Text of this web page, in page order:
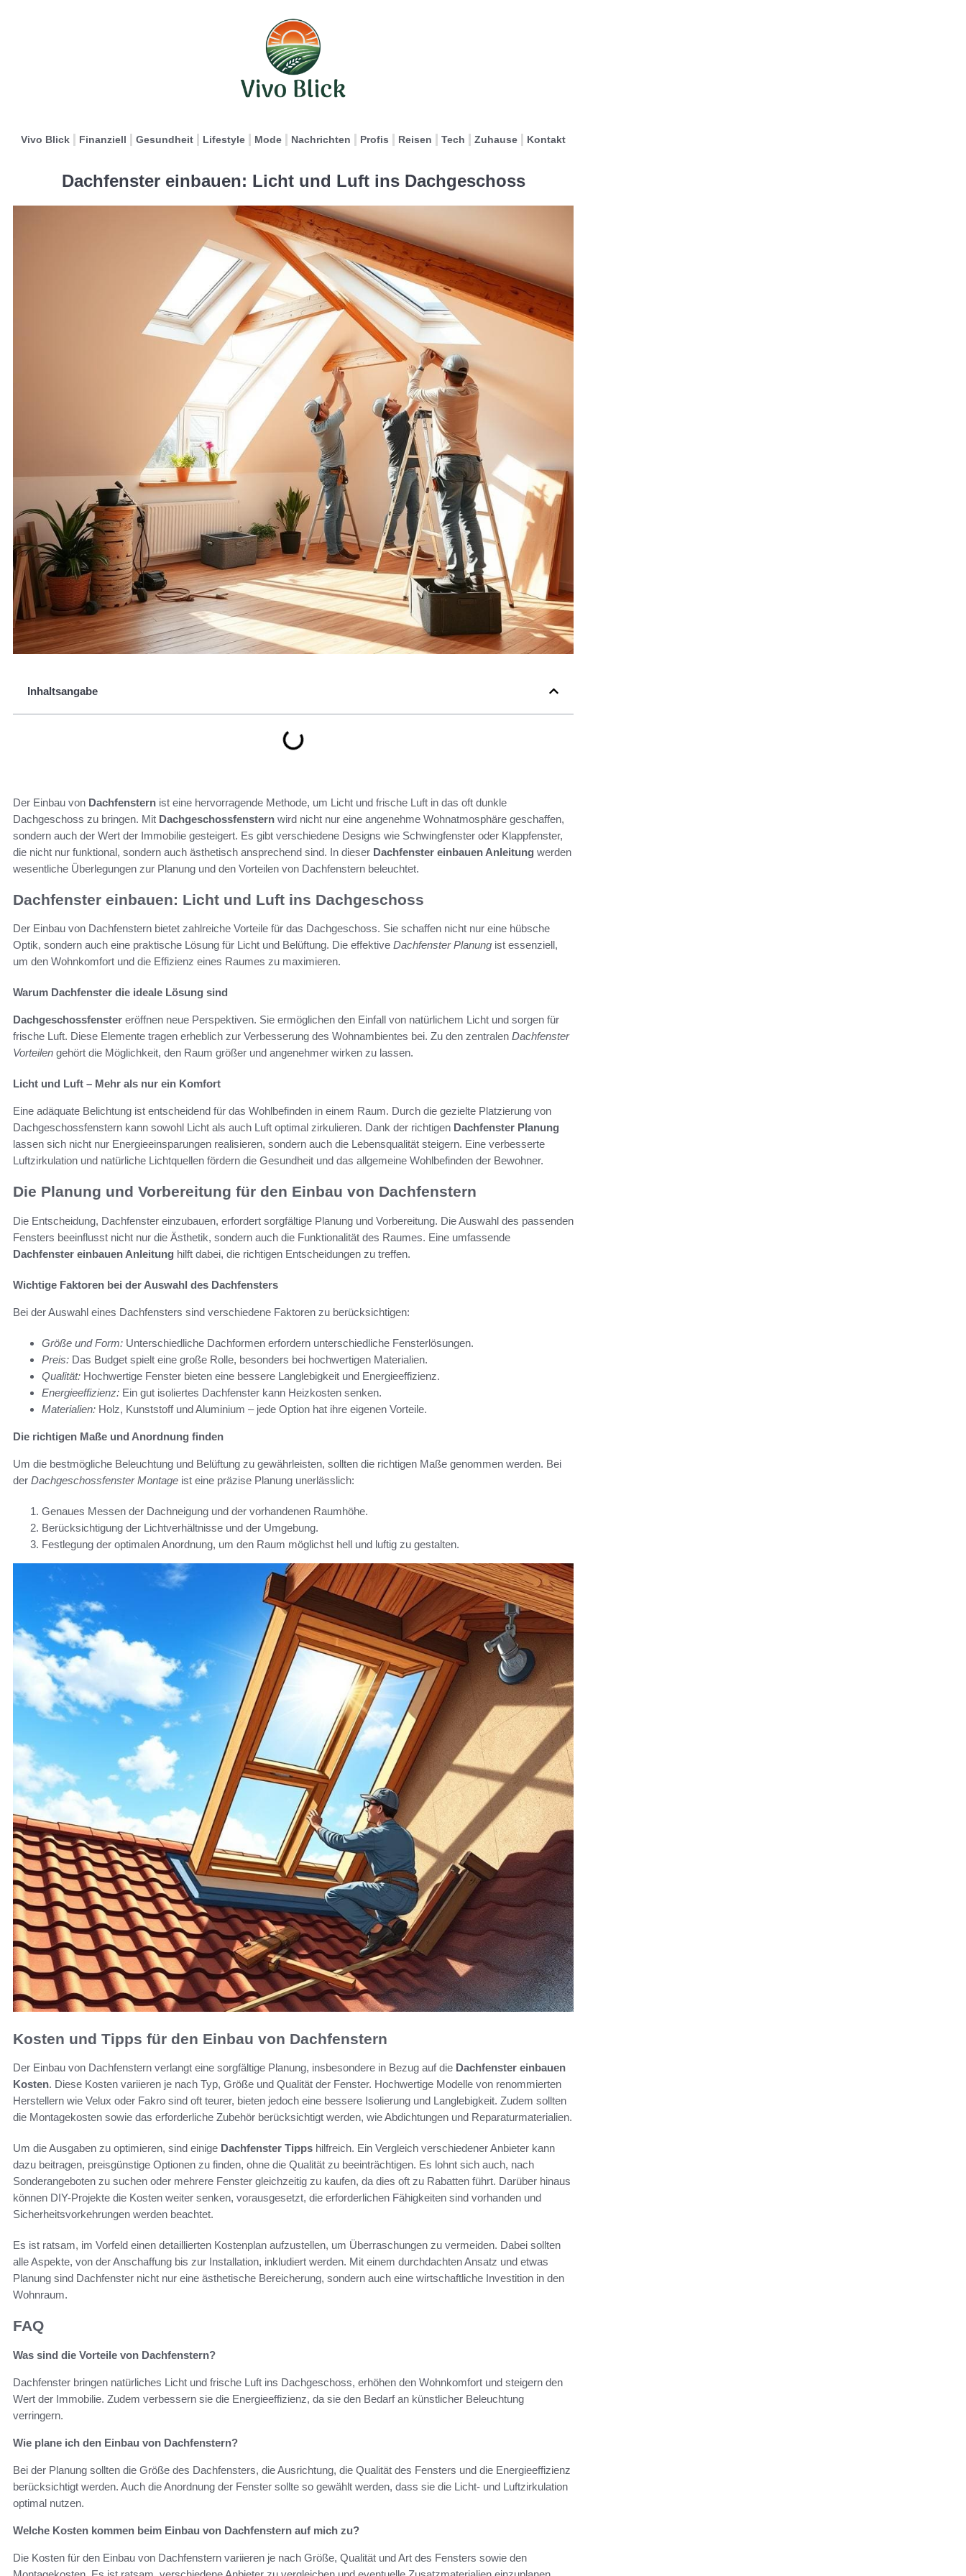
Vivo Blick Finanziell Gesundheit Lifestyle Mode Nachrichten Profis Reisen Tech Zuhause Kontakt
Dachfenster einbauen: Licht und Luft ins Dachgeschoss
Inhaltsangabe
Der Einbau von Dachfenstern ist eine hervorragende Methode, um Licht und frische Luft in das oft dunkle
Dachgeschoss zu bringen. Mit Dachgeschossfenstern wird nicht nur eine angenehme Wohnatmosphäre geschaffen,
sondern auch der Wert der Immobilie gesteigert. Es gibt verschiedene Designs wie Schwingfenster oder Klappfenster,
die nicht nur funktional, sondern auch ästhetisch ansprechend sind. In dieser Dachfenster einbauen Anleitung werden
wesentliche Überlegungen zur Planung und den Vorteilen von Dachfenstern beleuchtet.
Dachfenster einbauen: Licht und Luft ins Dachgeschoss
Der Einbau von Dachfenstern bietet zahlreiche Vorteile für das Dachgeschoss. Sie schaffen nicht nur eine hübsche
Optik, sondern auch eine praktische Lösung für Licht und Belüftung. Die effektive Dachfenster Planung ist essenziell,
um den Wohnkomfort und die Effizienz eines Raumes zu maximieren.
Warum Dachfenster die ideale Lösung sind
Dachgeschossfenster eröffnen neue Perspektiven. Sie ermöglichen den Einfall von natürlichem Licht und sorgen für
frische Luft. Diese Elemente tragen erheblich zur Verbesserung des Wohnambientes bei. Zu den zentralen Dachfenster
Vorteilen gehört die Möglichkeit, den Raum größer und angenehmer wirken zu lassen.
Licht und Luft – Mehr als nur ein Komfort
Eine adäquate Belichtung ist entscheidend für das Wohlbefinden in einem Raum. Durch die gezielte Platzierung von
Dachgeschossfenstern kann sowohl Licht als auch Luft optimal zirkulieren. Dank der richtigen Dachfenster Planung
lassen sich nicht nur Energieeinsparungen realisieren, sondern auch die Lebensqualität steigern. Eine verbesserte
Luftzirkulation und natürliche Lichtquellen fördern die Gesundheit und das allgemeine Wohlbefinden der Bewohner.
Die Planung und Vorbereitung für den Einbau von Dachfenstern
Die Entscheidung, Dachfenster einzubauen, erfordert sorgfältige Planung und Vorbereitung. Die Auswahl des passenden
Fensters beeinflusst nicht nur die Ästhetik, sondern auch die Funktionalität des Raumes. Eine umfassende
Dachfenster einbauen Anleitung hilft dabei, die richtigen Entscheidungen zu treffen.
Wichtige Faktoren bei der Auswahl des Dachfensters
Bei der Auswahl eines Dachfensters sind verschiedene Faktoren zu berücksichtigen:
Größe und Form: Unterschiedliche Dachformen erfordern unterschiedliche Fensterlösungen.
Preis: Das Budget spielt eine große Rolle, besonders bei hochwertigen Materialien.
Qualität: Hochwertige Fenster bieten eine bessere Langlebigkeit und Energieeffizienz.
Energieeffizienz: Ein gut isoliertes Dachfenster kann Heizkosten senken.
Materialien: Holz, Kunststoff und Aluminium – jede Option hat ihre eigenen Vorteile.
Die richtigen Maße und Anordnung finden
Um die bestmögliche Beleuchtung und Belüftung zu gewährleisten, sollten die richtigen Maße genommen werden. Bei
der Dachgeschossfenster Montage ist eine präzise Planung unerlässlich:
Genaues Messen der Dachneigung und der vorhandenen Raumhöhe.
Berücksichtigung der Lichtverhältnisse und der Umgebung.
Festlegung der optimalen Anordnung, um den Raum möglichst hell und luftig zu gestalten.
Kosten und Tipps für den Einbau von Dachfenstern
Der Einbau von Dachfenstern verlangt eine sorgfältige Planung, insbesondere in Bezug auf die Dachfenster einbauen
Kosten. Diese Kosten variieren je nach Typ, Größe und Qualität der Fenster. Hochwertige Modelle von renommierten
Herstellern wie Velux oder Fakro sind oft teurer, bieten jedoch eine bessere Isolierung und Langlebigkeit. Zudem sollten
die Montagekosten sowie das erforderliche Zubehör berücksichtigt werden, wie Abdichtungen und Reparaturmaterialien.
Um die Ausgaben zu optimieren, sind einige Dachfenster Tipps hilfreich. Ein Vergleich verschiedener Anbieter kann
dazu beitragen, preisgünstige Optionen zu finden, ohne die Qualität zu beeinträchtigen. Es lohnt sich auch, nach
Sonderangeboten zu suchen oder mehrere Fenster gleichzeitig zu kaufen, da dies oft zu Rabatten führt. Darüber hinaus
können DIY-Projekte die Kosten weiter senken, vorausgesetzt, die erforderlichen Fähigkeiten sind vorhanden und
Sicherheitsvorkehrungen werden beachtet.
Es ist ratsam, im Vorfeld einen detaillierten Kostenplan aufzustellen, um Überraschungen zu vermeiden. Dabei sollten
alle Aspekte, von der Anschaffung bis zur Installation, inkludiert werden. Mit einem durchdachten Ansatz und etwas
Planung sind Dachfenster nicht nur eine ästhetische Bereicherung, sondern auch eine wirtschaftliche Investition in den
Wohnraum.
FAQ
Was sind die Vorteile von Dachfenstern?
Dachfenster bringen natürliches Licht und frische Luft ins Dachgeschoss, erhöhen den Wohnkomfort und steigern den
Wert der Immobilie. Zudem verbessern sie die Energieeffizienz, da sie den Bedarf an künstlicher Beleuchtung
verringern.
Wie plane ich den Einbau von Dachfenstern?
Bei der Planung sollten die Größe des Dachfensters, die Ausrichtung, die Qualität des Fensters und die Energieeffizienz
berücksichtigt werden. Auch die Anordnung der Fenster sollte so gewählt werden, dass sie die Licht- und Luftzirkulation
optimal nutzen.
Welche Kosten kommen beim Einbau von Dachfenstern auf mich zu?
Die Kosten für den Einbau von Dachfenstern variieren je nach Größe, Qualität und Art des Fensters sowie den